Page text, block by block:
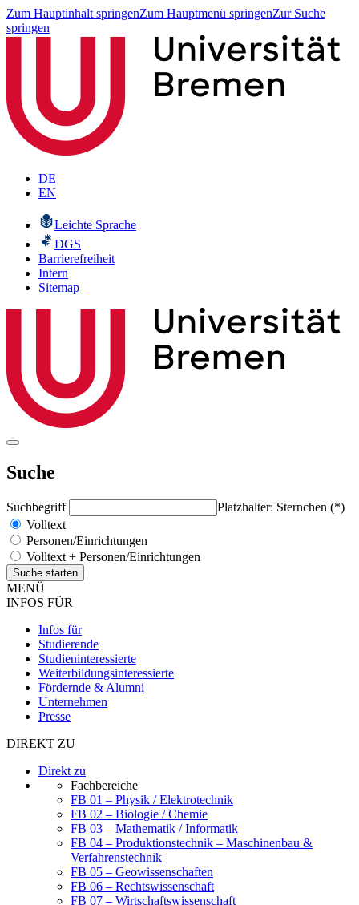
Zum Hauptinhalt springenZum Hauptmenü springenZur Suche
springen
DE
EN
Leichte Sprache
DGS
Barrierefreiheit
Intern
Sitemap
Suche
Suchbegriff
Platzhalter: Sternchen (*)
Volltext
Personen/Einrichtungen
Volltext + Personen/Einrichtungen
MENÜ
INFOS FÜR
Infos für
Studierende
Studieninteressierte
Weiterbildungsinteressierte
Fördernde & Alumni
Unternehmen
Presse
DIREKT ZU
Direkt zu
Fachbereiche
FB 01 – Physik / Elektrotechnik
FB 02 – Biologie / Chemie
FB 03 – Mathematik / Informatik
FB 04 – Produktionstechnik – Maschinenbau &
Verfahrenstechnik
FB 05 – Geowissenschaften
FB 06 – Rechtswissenschaft
FB 07 – Wirtschaftswissenschaft